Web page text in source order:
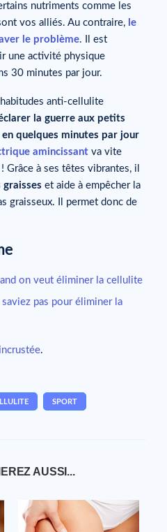
nutriments comme les
vos alliés. Au contraire, le
le problème. Il est
une activité physique
30 minutes par jour.
anti-cellulite
la guerre aux petits
quelques minutes par jour
amincissant va vite
à ses têtes vibrantes, il
graisses et aide à empêcher la
graisseux. Il permet donc de
on veut éliminer la cellulite
pas pour éliminer la
.
SPORT
AUSSI...